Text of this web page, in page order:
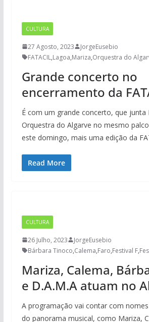
CULTURA
27 Agosto, 2023
JorgeEusebio
FATACIL,Lagoa,Mariza,Orquestra do
Grande concerto no
encerramento da
É com um grande concerto, que junta
Orquestra do Algarve no mesmo
este domingo, mais uma edição da
Read More
CULTURA
26 Julho, 2023
JorgeEusebio
Bárbara Tinoco,Calema,Faro,Festival F,
Mariza, Calema,
e D.A.M.A atuam no
A programação vai contar com
do panorama musical, como Mariza,